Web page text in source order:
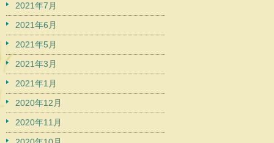
2021年7月
2021年6月
2021年5月
2021年3月
2021年1月
2020年12月
2020年11月